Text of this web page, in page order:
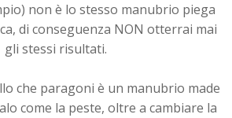
non è lo stesso manubrio piega
di conseguenza NON otterrai mai
gli stessi risultati.
che paragoni è un manubrio made
come la peste, oltre a cambiare la